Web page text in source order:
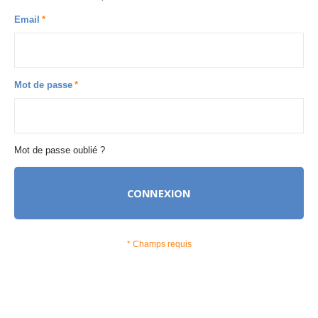
Email
Mot de passe
Mot de passe oublié ?
CONNEXION